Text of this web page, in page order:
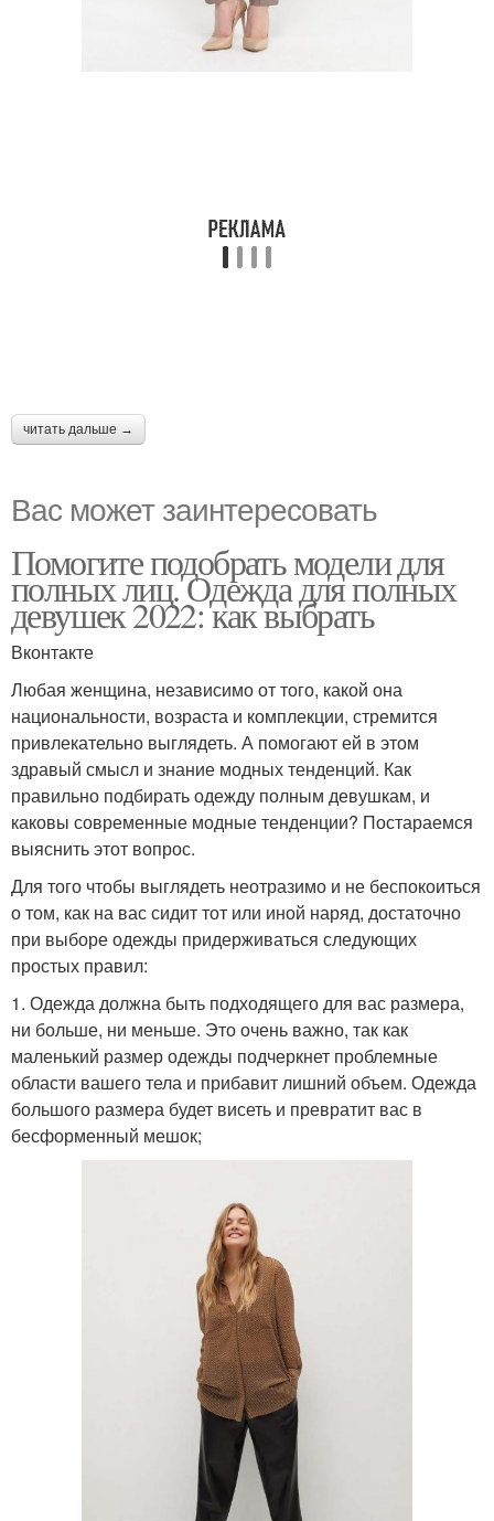
читать дальше →
Вас может заинтересовать
Помогите подобрать модели для
полных лиц. Одежда для полных
девушек 2022: как выбрать
Вконтакте
Любая женщина, независимо от того, какой она
национальности, возраста и комплекции, стремится
привлекательно выглядеть. А помогают ей в этом
здравый смысл и знание модных тенденций. Как
правильно подбирать одежду полным девушкам, и
каковы современные модные тенденции? Постараемся
выяснить этот вопрос.
Для того чтобы выглядеть неотразимо и не беспокоиться
о том, как на вас сидит тот или иной наряд, достаточно
при выборе одежды придерживаться следующих
простых правил:
1. Одежда должна быть подходящего для вас размера,
ни больше, ни меньше. Это очень важно, так как
маленький размер одежды подчеркнет проблемные
области вашего тела и прибавит лишний объем. Одежда
большого размера будет висеть и превратит вас в
бесформенный мешок;